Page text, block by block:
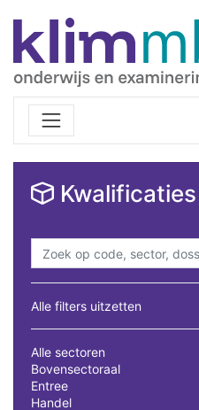
Kwalificaties
Alle filters uitzetten
Alle sectoren
Bovensectoraal
Entree
Handel